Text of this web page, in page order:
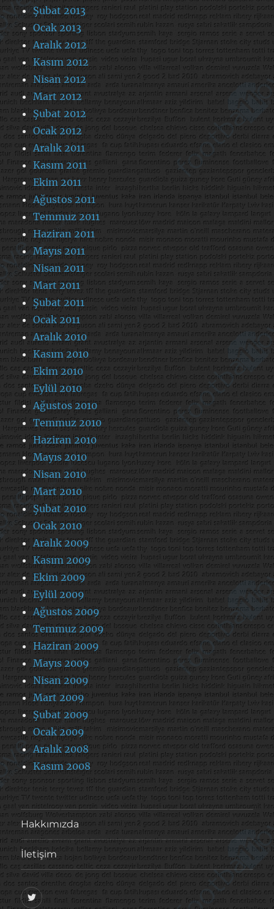
Şubat 2013
Ocak 2013
Aralık 2012
Kasım 2012
Nisan 2012
Mart 2012
Şubat 2012
Ocak 2012
Aralık 2011
Kasım 2011
Ekim 2011
Ağustos 2011
Temmuz 2011
Haziran 2011
Mayıs 2011
Nisan 2011
Mart 2011
Şubat 2011
Ocak 2011
Aralık 2010
Kasım 2010
Ekim 2010
Eylül 2010
Ağustos 2010
Temmuz 2010
Haziran 2010
Mayıs 2010
Nisan 2010
Mart 2010
Şubat 2010
Ocak 2010
Aralık 2009
Kasım 2009
Ekim 2009
Eylül 2009
Ağustos 2009
Temmuz 2009
Haziran 2009
Mayıs 2009
Nisan 2009
Mart 2009
Şubat 2009
Ocak 2009
Aralık 2008
Kasım 2008
Hakkımızda
İletişim
@footballove